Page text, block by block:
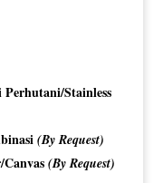
Stainless
(By Request)
(By Request)